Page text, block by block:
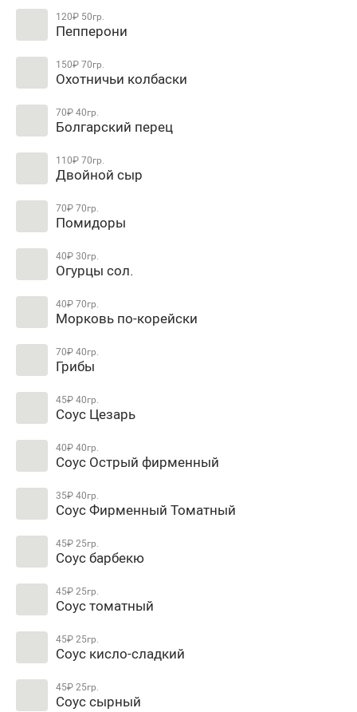
120₽ 50гр.
Пепперони
150₽70гр.
Охотничьи колбаски
70₽40гр.
Болгарский перец
110₽70гр.
Двойной сыр
70₽70гр.
Помидоры
40₽30гр.
Огурцы сол.
40₽70гр.
Морковь по-корейски
70₽40гр.
Грибы
45₽40гр.
Соус Цезарь
40₽40гр.
Соус Острый фирменный
35₽40гр.
Соус Фирменный Томатный
45₽25гр.
Соус барбекю
45₽25гр.
Соус томатный
45₽25гр.
Соус кисло-сладкий
45₽25гр.
Соус сырный